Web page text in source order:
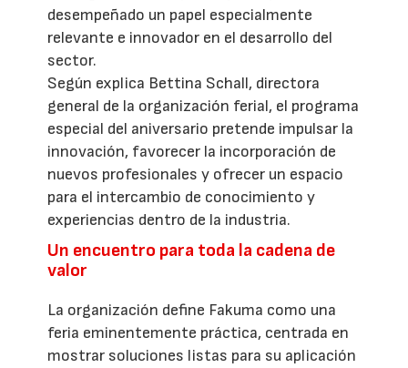
desempeñado un papel especialmente
relevante e innovador en el desarrollo del
sector.
Según explica Bettina Schall, directora
general de la organización ferial, el programa
especial del aniversario pretende impulsar la
innovación, favorecer la incorporación de
nuevos profesionales y ofrecer un espacio
para el intercambio de conocimiento y
experiencias dentro de la industria.
Un encuentro para toda la cadena de
valor
La organización define Fakuma como una
feria eminentemente práctica, centrada en
mostrar soluciones listas para su aplicación